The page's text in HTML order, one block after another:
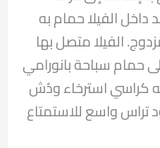
الفيلا حمام به
الفيلا متصل بها
حمام سباحة بانورامي
كراسي استرخاء ودُش
تراس واسع للاستمتاع